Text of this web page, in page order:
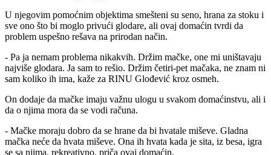
U njegovim pomoćnim objektima smešteni su seno, hrana za stoku i
sve ono što bi moglo privući glodare, ali ovaj domaćin tvrdi da
problem uspešno rešava na prirodan način.
- Pa ja nemam problema nikakvih. Držim mačke, one mi uništavaju
najviše glodara. Ja sam to rešio. Držim četiri-pet mačaka, ne znam ni
sam koliko ih ima, kaže za RINU Glođević kroz osmeh.
On dodaje da mačke imaju važnu ulogu u svakom domaćinstvu, ali i
da o njima mora da se vodi računa.
- Mačke moraju dobro da se hrane da bi hvatale miševe. Gladna
mačka neće da hvata miševe. Ona ih hvata kada je sita, iz besa, igra
se sa njima, rekreativno, priča ovaj domaćin.